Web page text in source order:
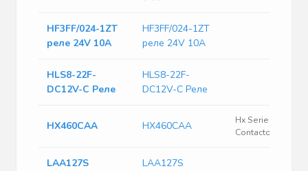
HF3FF/024-1ZT
реле 24V 10A
HF3FF/024-1ZT
реле 24V 10A
HLS8-22F-
DC12V-C Реле
HLS8-22F-
DC12V-C Реле
HX460CAA HX460CAA
Hx Series Power
Contactor
LAA127S LAA127S